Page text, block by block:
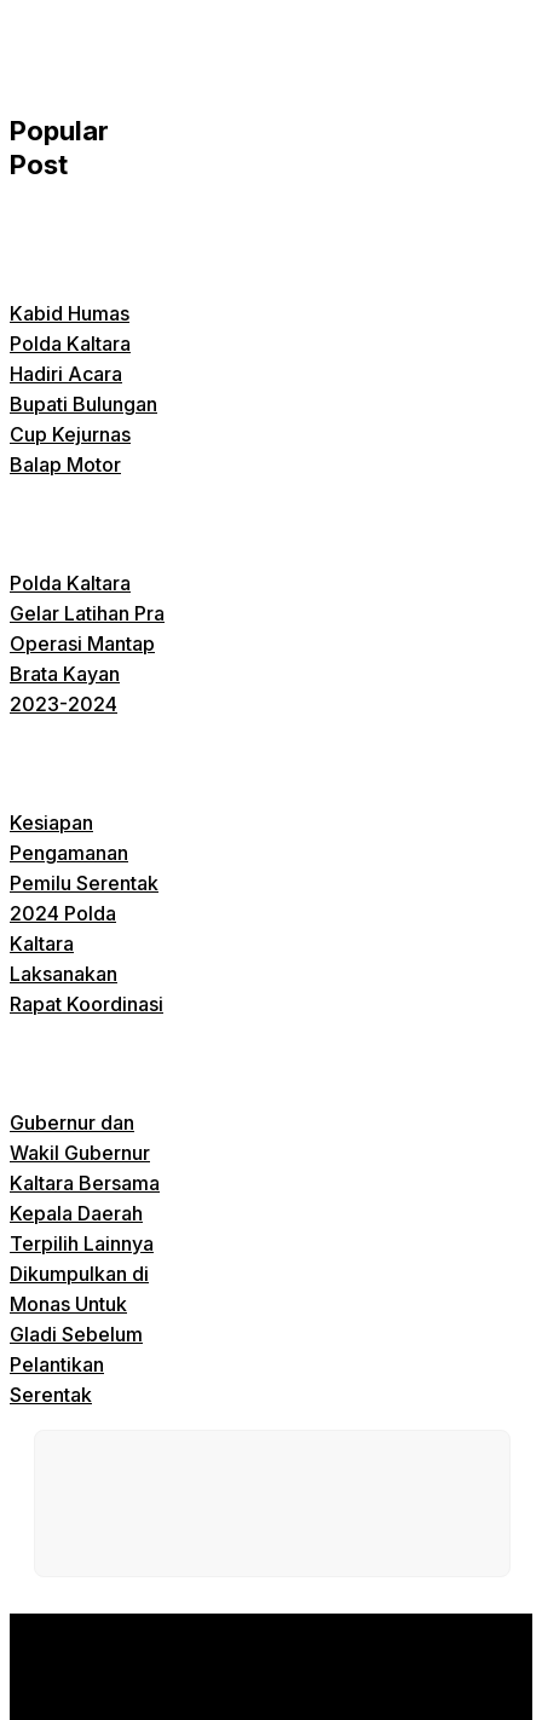
Popular
Post
Kabid Humas
Polda Kaltara
Hadiri Acara
Bupati Bulungan
Cup Kejurnas
Balap Motor
Polda Kaltara
Gelar Latihan Pra
Operasi Mantap
Brata Kayan
2023-2024
Kesiapan
Pengamanan
Pemilu Serentak
2024 Polda
Kaltara
Laksanakan
Rapat Koordinasi
Gubernur dan
Wakil Gubernur
Kaltara Bersama
Kepala Daerah
Terpilih Lainnya
Dikumpulkan di
Monas Untuk
Gladi Sebelum
Pelantikan
Serentak